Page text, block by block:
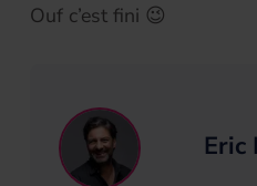
Ouf c’est fini 😉
Eric